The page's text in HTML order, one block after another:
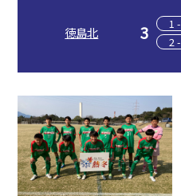
徳島北 3
1
2